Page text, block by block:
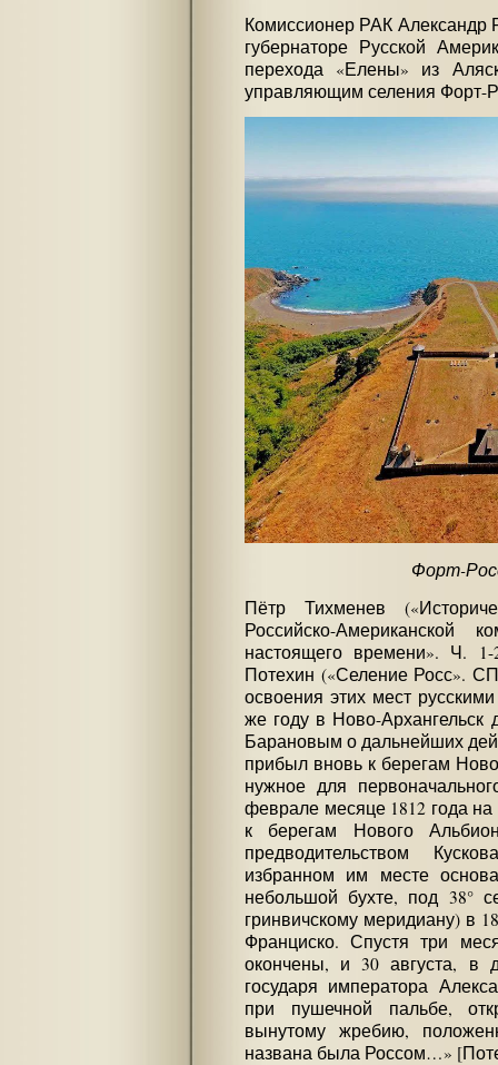
Комиссионер РАК Александр
губернаторе Русской
перехода «Елены» из
управляющим селения Форт-
Форт-
Пётр Тихменев
Российско-
настоящего времени». Ч.
Потехин («Селение Росс».
освоения этих мест
же году в Ново-Архангельск
Барановым о дальнейших
прибыл вновь к берегам
нужное для
феврале месяце 1812 года
к берегам Нового
предводительством
избранном им месте
небольшой бухте, под 38°
гринвичскому меридиану) в
Франциско. Спустя три
окончены, и 30 августа, в
государя императора
при пушечной пальбе,
вынутому жребию,
названа была Россом…»